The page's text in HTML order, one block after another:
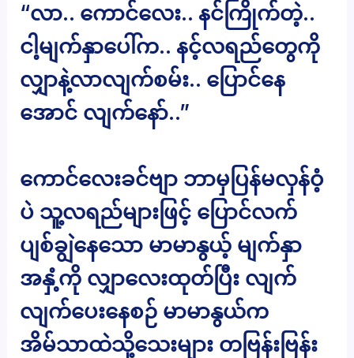
“လာ.. ကောင်လေး.. နင်ကြိုက်တဲ့..
ငါ့မျက်နှာပေါ်က.. နင့်လရည်တွေကို
လျှာနဲ့လာလျက်စမ်း.. ပြောင်နေ
အောင် လျက်နော်..”
ကောင်လေးခင်ဗျာ ဘာမှပြန်မလှန်ဝံ့
ပဲ သူ့လရည်များဖြင့် ပြောင်လက်
ပျစ်ချွဲနေသော မာမာနွယ့် မျက်နှာ
အနှံ့ကို လျှာလေးထုတ်ပြီး လျက်
လျက်ပေးနေစဉ် မာမာနွယ်က
အိမ်သာထဲသို့သေးများ တဗြန်းဗြန်း